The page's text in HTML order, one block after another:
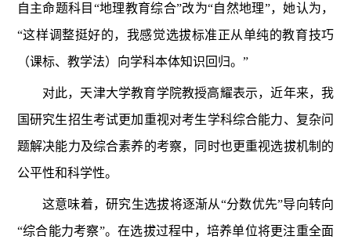
自主命题科目“地理教育综合”改为“自然地理”，她认为，
“这样调整挺好的，我感觉选拔标准正从单纯的教育技巧
（课标、教学法）向学科本体知识回归。”
对此，天津大学教育学院教授高耀表示，近年来，我
国研究生招生考试更加重视对考生学科综合能力、复杂问
题解决能力及综合素养的考察，同时也更重视选拔机制的
公平性和科学性。
这意味着，研究生选拔将逐渐从“分数优先”导向转向
“综合能力考察”。在选拔过程中，培养单位将更注重全面